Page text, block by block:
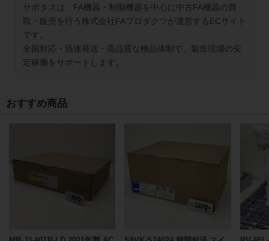
サポタスは、FA機器・制御機器を中心に中古FA機器の買
取・販売を行う株式会社FAプロダクツが運営するECサイト
です。
全国対応・迅速発送・高品質な検品体制で、製造現場の安
定稼働をサポートします。
おすすめ商品